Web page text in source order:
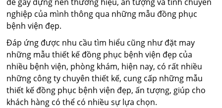
nghiệp của mình thông qua những mẫu đồng phục
bệnh viện đẹp.
Đáp ứng được nhu cầu tìm hiểu cũng như đặt may
những mẫu thiết kế đồng phục bệnh viện đẹp của
nhiều bệnh viện, phòng khám, hiện nay, có rất nhiều
những công ty chuyên thiết kế, cung cấp những mẫu
thiết kế đồng phục bệnh viện đẹp, ấn tượng, giúp cho
khách hàng có thể có nhiều sự lựa chọn.